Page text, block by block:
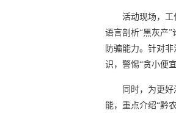
活动现场，工
语言剖析“黑灰产
防骗能力。针对
识，警惕“贪小便
同时，为更
能，重点介绍“黔